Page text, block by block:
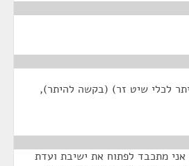
לכלי שיט זר) (בקשה להיתר),
מתכבד לפתוח את ישיבת ועדת